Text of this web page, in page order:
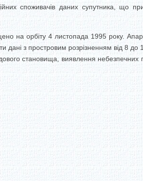
споживачів даних супутника, що
на орбіту 4 листопада 1995 року.
дані з простровим розрізненням від 8
становища, виявлення небезпечних